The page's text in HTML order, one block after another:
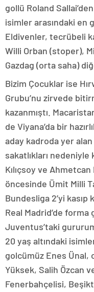
gollü Roland
isimler arasındaki en
Eldivenler, tecrübeli
Willi Orban (stoper),
Gazdag (orta saha)
Bizim Çocuklar ise
Grubu’nu zirvede
kazanmıştı.
de Viyana’da bir
aday kadroda yer
sakatlıkları nedeniyle
Kılıçsoy ve
öncesinde Ümit Milli
Bundesliga 2’yi
Real Madrid’de
Juventus’taki
20 yaş altındaki
golcümüz Enes Ünal,
Yüksek, Salih Özcan
Fenerbahçelisi,